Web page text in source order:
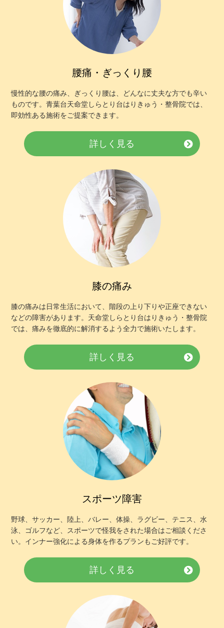
▲GooglPlayはこちらから
腰痛・ぎっくり腰
慢性的な腰の痛み、ぎっくり腰は、どんなに丈夫な方でも辛い
ものです。青葉台天命堂しらとり台はりきゅう・整骨院では、
即効性ある施術をご提案できます。
詳しく見る
膝の痛み
膝の痛みは日常生活において、階段の上り下りや正座できない
などの障害があります。天命堂しらとり台はりきゅう・整骨院
では、痛みを徹底的に解消するよう全力で施術いたします。
詳しく見る
スポーツ障害
野球、サッカー、陸上、バレー、体操、ラグビー、テニス、水
泳、ゴルフなど、スポーツで怪我をされた場合はご相談くださ
い。インナー強化による身体を作るプランもご好評です。
詳しく見る